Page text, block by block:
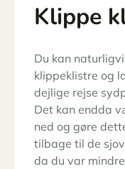
Klippe
Du kan
klippeklistre og
dejlige rejse
Det kan endda
ned og gøre
tilbage til de
da du var